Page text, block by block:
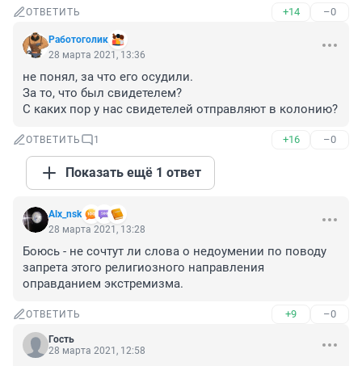
ОТВЕТИТЬ +14 –0
Работоголик
28 марта 2021, 13:36
не понял, за что его осудили.
За то, что был свидетелем?
С каких пор у нас свидетелей отправляют в колонию?
ОТВЕТИТЬ 1 +16 –0
Показать ещё 1 ответ
Alx_nsk
28 марта 2021, 13:28
Боюсь - не сочтут ли слова о недоумении по поводу
запрета этого религиозного направления
оправданием экстремизма.
ОТВЕТИТЬ +9 –0
Гость
28 марта 2021, 12:58